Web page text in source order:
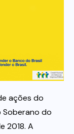
ações do
Soberano do
2018. A